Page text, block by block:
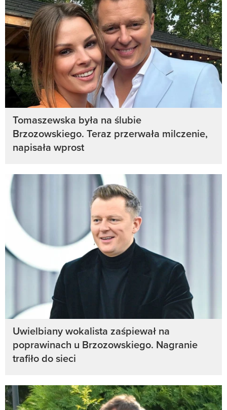
Tomaszewska była na ślubie
Brzozowskiego. Teraz przerwała milczenie,
napisała wprost
Uwielbiany wokalista zaśpiewał na
poprawinach u Brzozowskiego. Nagranie
trafiło do sieci